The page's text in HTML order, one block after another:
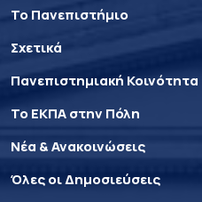
Το Πανεπιστήμιο
Σχετικά
Πανεπιστημιακή Κοινότητα
Το ΕΚΠΑ στην Πόλη
Νέα & Ανακοινώσεις
Όλες οι Δημοσιεύσεις